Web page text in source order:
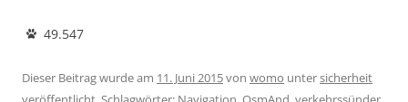
49.547
Dieser Beitrag wurde am 11. Juni 2015von womo untersicherheit